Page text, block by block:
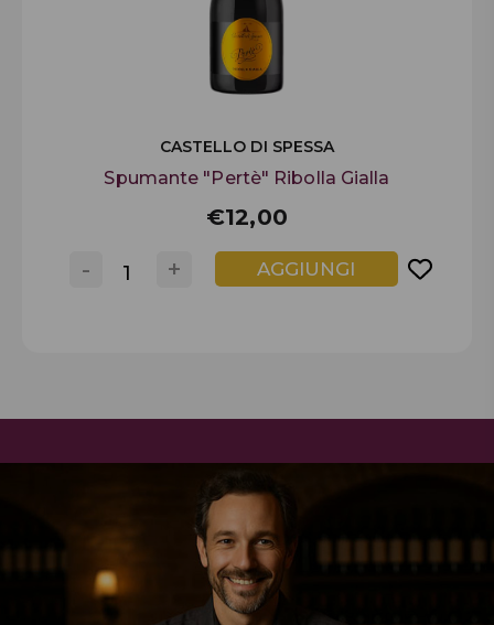
CASTELLO DI SPESSA
Spumante "Pertè" Ribolla Gialla
€12,00
+
- AGGIUNGI